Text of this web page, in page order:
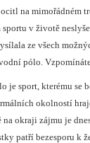
na mimořádném
sportu v životě
ze všech
pólo.
je sport, kterému se
okolností
okraji zájmu je
patří bezesporu k